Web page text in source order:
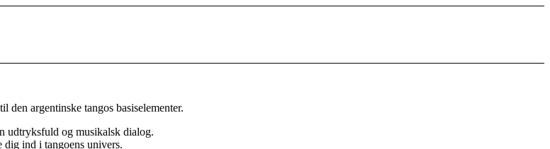
argentinske tangos basiselementer.
udtryksfuld og musikalsk dialog.
ind i tangoens univers.